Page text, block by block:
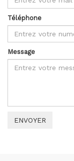
Téléphone
Message